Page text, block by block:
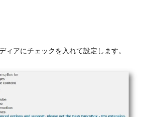
ィアにチェックを入れて設定します。